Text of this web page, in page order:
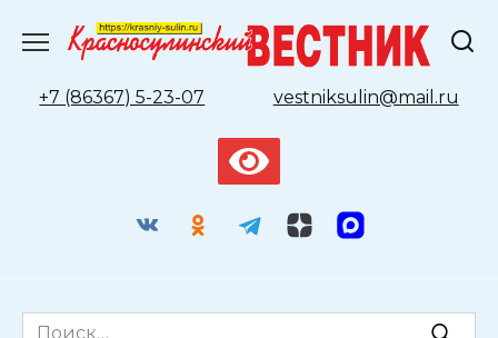
содержанию
+7 (86367) 5-23-07
vestniksulin@mail.ru
Search